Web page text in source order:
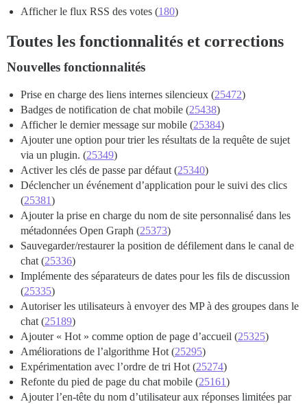
Afficher le flux RSS des votes (180)
Toutes les fonctionnalités et corrections
Nouvelles fonctionnalités
Prise en charge des liens internes silencieux (25472)
Badges de notification de chat mobile (25438)
Afficher le dernier message sur mobile (25384)
Ajouter une option pour trier les résultats de la requête de sujet
via un plugin. (25349)
Activer les clés de passe par défaut (25340)
Déclencher un événement d’application pour le suivi des clics
(25381)
Ajouter la prise en charge du nom de site personnalisé dans les
métadonnées Open Graph (25373)
Sauvegarder/restaurer la position de défilement dans le canal de
chat (25336)
Implémente des séparateurs de dates pour les fils de discussion
(25335)
Autoriser les utilisateurs à envoyer des MP à des groupes dans le
chat (25189)
Ajouter « Hot » comme option de page d’accueil (25325)
Améliorations de l’algorithme Hot (25295)
Expérimentation avec l’ordre de tri Hot (25274)
Refonte du pied de page du chat mobile (25161)
Ajouter l’en-tête du nom d’utilisateur aux réponses limitées par